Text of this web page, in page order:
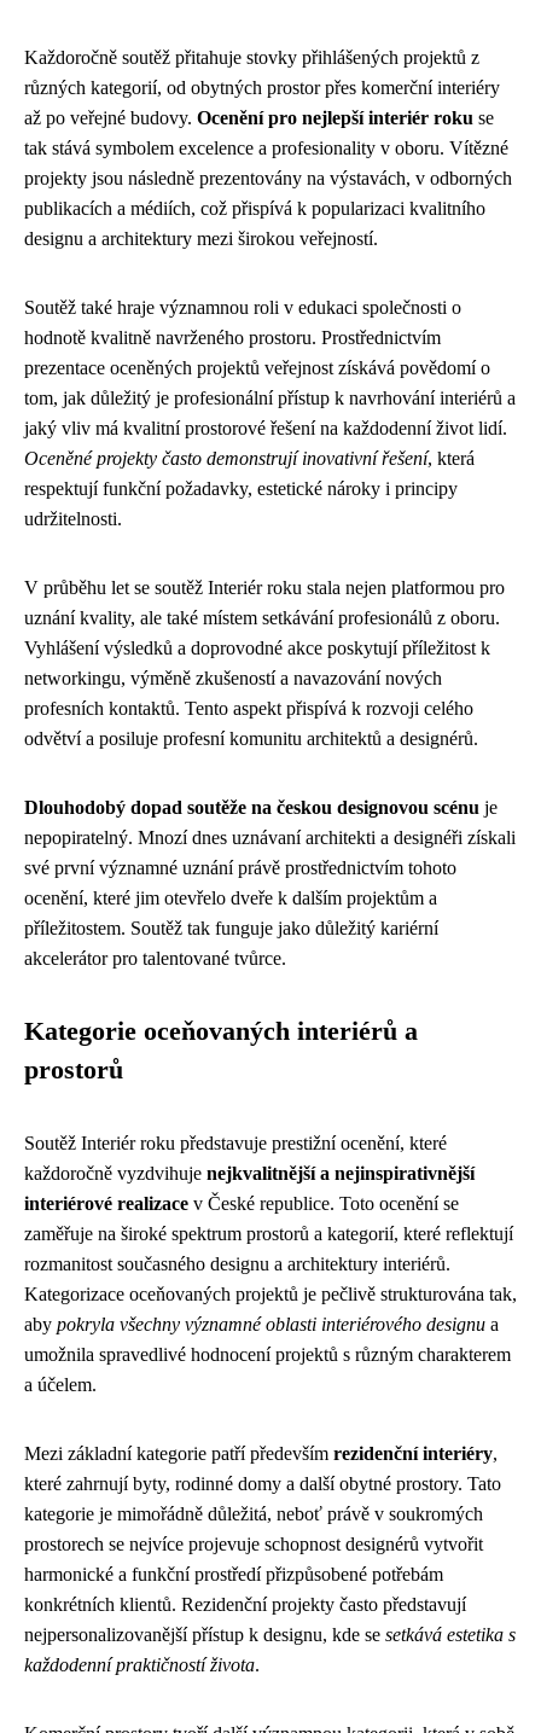
Každoročně soutěž přitahuje stovky přihlášených projektů z
různých kategorií, od obytných prostor přes komerční interiéry
až po veřejné budovy. Ocenění pro nejlepší interiér roku se
tak stává symbolem excelence a profesionality v oboru. Vítězné
projekty jsou následně prezentovány na výstavách, v odborných
publikacích a médiích, což přispívá k popularizaci kvalitního
designu a architektury mezi širokou veřejností.
Soutěž také hraje významnou roli v edukaci společnosti o
hodnotě kvalitně navrženého prostoru. Prostřednictvím
prezentace oceněných projektů veřejnost získává povědomí o
tom, jak důležitý je profesionální přístup k navrhování interiérů a
jaký vliv má kvalitní prostorové řešení na každodenní život lidí.
Oceněné projekty často demonstrují inovativní řešení, která
respektují funkční požadavky, estetické nároky i principy
udržitelnosti.
V průběhu let se soutěž Interiér roku stala nejen platformou pro
uznání kvality, ale také místem setkávání profesionálů z oboru.
Vyhlášení výsledků a doprovodné akce poskytují příležitost k
networkingu, výměně zkušeností a navazování nových
profesních kontaktů. Tento aspekt přispívá k rozvoji celého
odvětví a posiluje profesní komunitu architektů a designérů.
Dlouhodobý dopad soutěže na českou designovou scénu je
nepopiratelný. Mnozí dnes uznávaní architekti a designéři získali
své první významné uznání právě prostřednictvím tohoto
ocenění, které jim otevřelo dveře k dalším projektům a
příležitostem. Soutěž tak funguje jako důležitý kariérní
akcelerátor pro talentované tvůrce.
Kategorie oceňovaných interiérů a
prostorů
Soutěž Interiér roku představuje prestižní ocenění, které
každoročně vyzdvihuje nejkvalitnější a nejinspirativnější
interiérové realizace v České republice. Toto ocenění se
zaměřuje na široké spektrum prostorů a kategorií, které reflektují
rozmanitost současného designu a architektury interiérů.
Kategorizace oceňovaných projektů je pečlivě strukturována tak,
aby pokryla všechny významné oblasti interiérového designu a
umožnila spravedlivé hodnocení projektů s různým charakterem
a účelem.
Mezi základní kategorie patří především rezidenční interiéry,
které zahrnují byty, rodinné domy a další obytné prostory. Tato
kategorie je mimořádně důležitá, neboť právě v soukromých
prostorech se nejvíce projevuje schopnost designérů vytvořit
harmonické a funkční prostředí přizpůsobené potřebám
konkrétních klientů. Rezidenční projekty často představují
nejpersonalizovanější přístup k designu, kde se setkává estetika s
každodenní praktičností života.